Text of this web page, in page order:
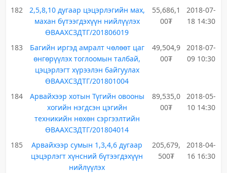
182
2,5,8,10 дугаар цэцэрлэгийн мах,
махан бүтээгдэхүүн нийлүүлэх
ӨВААХСЗДТГ/201806019
55,686,1
00₮
2018-07-
18 14:30
183
Багийн иргэд амралт чөлөөт цаг
өнгөрүүлэх тоглоомын талбай,
цэцэрлэгт хүрээлэн байгуулах
ӨВААХСЗДТГ/201801004
49,504,9
00₮
2018-07-
09 10:30
184
Арвайхээр хотын Түгийн овооны
хогийн нэгдсэн цэгийн
техникийн нөхөн сэргээлтийн
ӨВААХСЗДТГ/201804014
89,535,0
00₮
2018-05-
10 14:30
185
Арвайхээр сумын 1,3,4,6 дугаар
цэцэрлэгт хүнсний бүтээгдэхүүн
нийлүүлэх
205,679,
500₮
2018-04-
16 16:30